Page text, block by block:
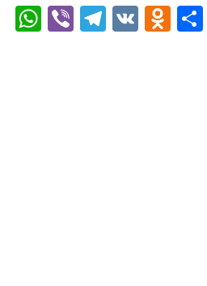
WhatsApp
ViberVK